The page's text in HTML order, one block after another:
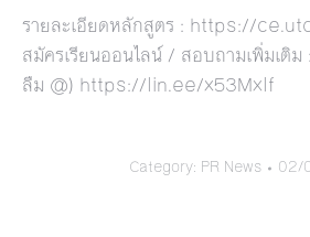
รายละเอียดหลักสูตร : https://
สมัครเรียนออนไลน์ / สอบถามเพิ่มเติ
ลืม @) https://lin.ee/x53Mxlf
Category: PR News 02/